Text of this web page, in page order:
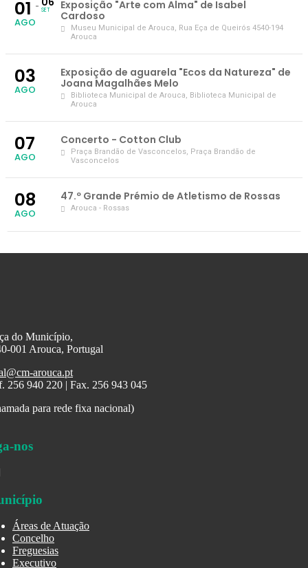
01
AGO
SET
Exposição "Arte com Alma" de Isabel
Cardoso
Museu Municipal de Arouca, Rua Eça de Queirós 4540-194
Arouca
03
AGO
Exposição de aguarela "Ecos da Natureza" de
Joana Magalhães Melo
Biblioteca Municipal de Arouca, Biblioteca Municipal de
Arouca
07
AGO
Concerto - Cotton Club
Praça Brandão de Vasconcelos, Praça Brandão de
Vasconcelos
08
AGO
47.º Grande Prémio de Atletismo de Rossas
Arouca - Rossas
do Município,
001 Arouca, Portugal
arouca.pt
256 940 220 | Fax. 256 943 045
para rede fixa nacional)
nos
Áreas de Atuação
Concelho
Freguesias
Executivo